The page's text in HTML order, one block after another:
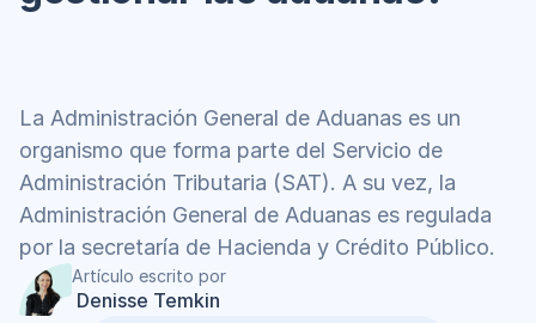
La Administración General de Aduanas es un
organismo que forma parte del Servicio de
Administración Tributaria (SAT). A su vez, la
Administración General de Aduanas es regulada
por la secretaría de Hacienda y Crédito Público.
Artículo escrito por
Denisse Temkin